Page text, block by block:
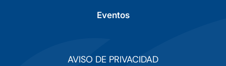
Eventos
AVISO DE PRIVACIDAD